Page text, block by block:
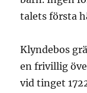
talets första
Klyndebos
en frivillig
vid tinget